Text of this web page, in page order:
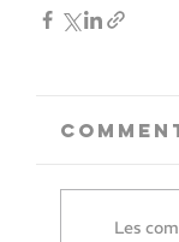
Les